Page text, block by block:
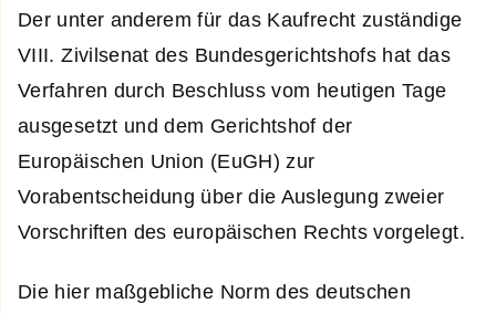
Der unter anderem für das Kaufrecht zuständige
VIII. Zivilsenat des Bundesgerichtshofs hat das
Verfahren durch Beschluss vom heutigen Tage
ausgesetzt und dem Gerichtshof der
Europäischen Union (EuGH) zur
Vorabentscheidung über die Auslegung zweier
Vorschriften des europäischen Rechts vorgelegt.
Die hier maßgebliche Norm des deutschen